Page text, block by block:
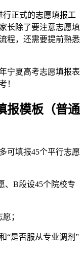
行正式的志愿填报工
长除了要注意志愿填
程，还需要提前熟悉
宁夏高考志愿填报表
！
报模板（普通
可填报45个平行志愿
、B段设45个院校专
；
“是否服从专业调剂”